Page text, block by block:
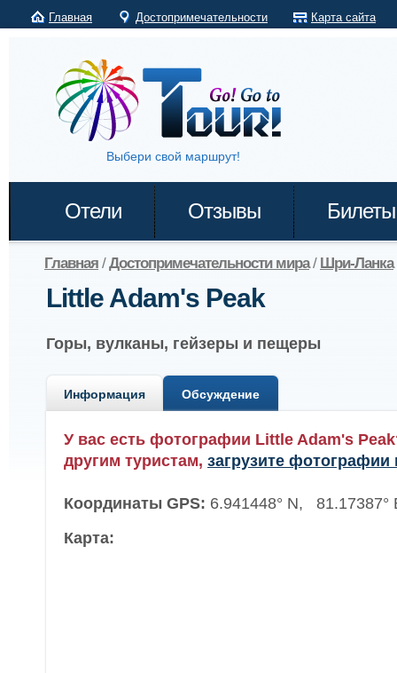
Главная Достопримечательности Карта сайта
Выбери свой маршрут!
Отели Отзывы Билеты
Главная /Достопримечательности мира/ Шри-Ланка
Little Adam's Peak
Горы, вулканы, гейзеры и пещеры
Информация Обсуждение
У вас есть фотографии Little Adam's
другим туристам, загрузите фотографии
Координаты GPS: 6.941448° N, 81.17387°
Карта: